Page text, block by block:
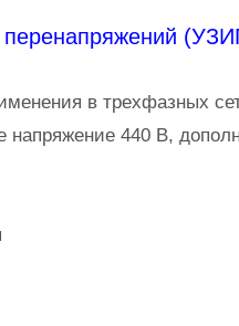
в трехфазных
напряжение 440 В,